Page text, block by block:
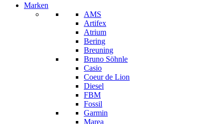
Marken
AMS
Artifex
Atrium
Bering
Breuning
Bruno Söhnle
Casio
Coeur de Lion
Diesel
FBM
Fossil
Garmin
Marea